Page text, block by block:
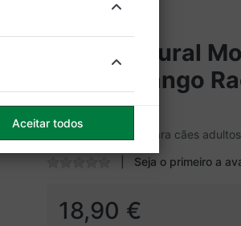
Dibaq Natural
Peru e Frango
adultas
Alimento completo para cães
Seja o primeiro a
18,90 €
Aceitar todos